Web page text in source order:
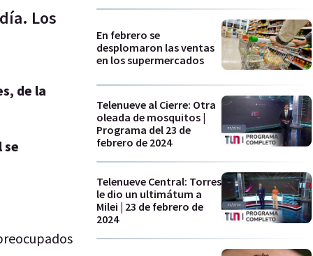
Los
de la
se
En febrero se
desplomaron las ventas
en los supermercados
Telenueve al Cierre: Otra
oleada de mosquitos |
Programa del 23 de
febrero de 2024
Telenueve Central: Torres
le dio un ultimátum a
Milei | 23 de febrero de
2024